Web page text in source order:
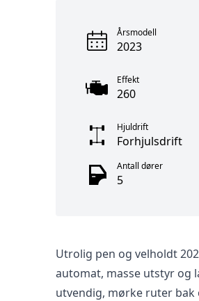
Årsmodell
2023
Effekt
260
Hjuldrift
Forhjulsdrift
Antall dører
5
Utrolig pen og velholdt
automat, masse utstyr og
utvendig, mørke ruter bak